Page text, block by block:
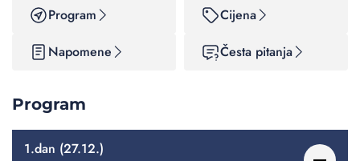
Program
Cijena
Napomene
Česta pitanja
Program
1.dan (27.12.)